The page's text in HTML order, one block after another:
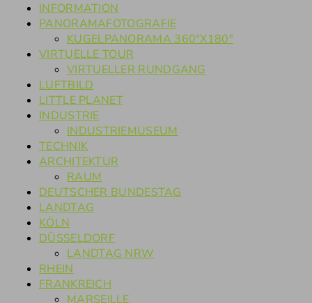
INFORMATION
PANORAMAFOTOGRAFIE
KUGELPANORAMA 360°X180°
VIRTUELLE TOUR
VIRTUELLER RUNDGANG
LUFTBILD
LITTLE PLANET
INDUSTRIE
INDUSTRIEMUSEUM
TECHNIK
ARCHITEKTUR
RAUM
DEUTSCHER BUNDESTAG
LANDTAG
KÖLN
DÜSSELDORF
LANDTAG NRW
RHEIN
FRANKREICH
MARSEILLE